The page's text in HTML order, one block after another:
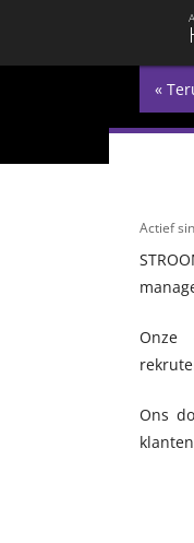
«
Actief
Onze
Ons